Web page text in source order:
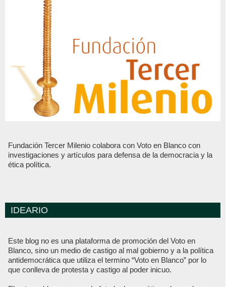
Fundación Tercer Milenio colabora con Voto en Blanco con
investigaciones y artículos para defensa de la democracia y la
ética política.
IDEARIO
Este blog no es una plataforma de promoción del Voto en
Blanco, sino un medio de castigo al mal gobierno y a la política
antidemocrática que utiliza el termino “Voto en Blanco” por lo
que conlleva de protesta y castigo al poder inicuo.